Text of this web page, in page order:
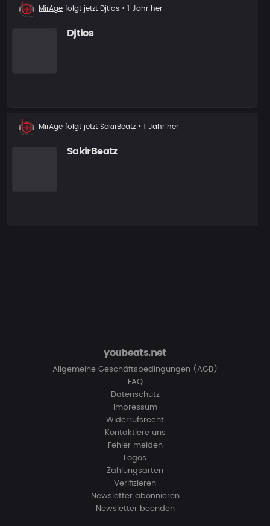
Neuer
Follower
MirAge folgt jetzt Djtios • 1 Jahr her
Djtios
Neuer
Follower
MirAge folgt jetzt SakirBeatz • 1 Jahr her
SakirBeatz
youbeats.net
Allgemeine Geschäftsbedingungen (AGB)
FAQ
Datenschutz
Impressum
Widerrufsrecht
Kontaktiere uns
Fehler melden
Logos
Zahlungsarten
Verifizieren
Newsletter abonnieren
Newsletter beenden